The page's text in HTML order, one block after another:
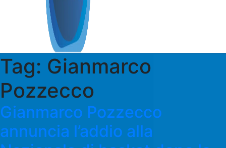
Tag: Gianmarco
Pozzecco
Gianmarco Pozzecco
annuncia l’addio alla